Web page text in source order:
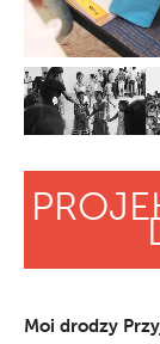
Moi drodzy